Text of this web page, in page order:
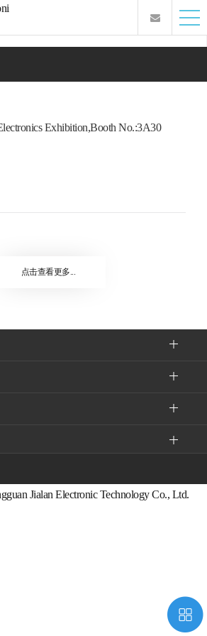
Exhibition,Booth No.:3A30
点击查看更多...
Jialan Electronic Technology Co., Ltd.